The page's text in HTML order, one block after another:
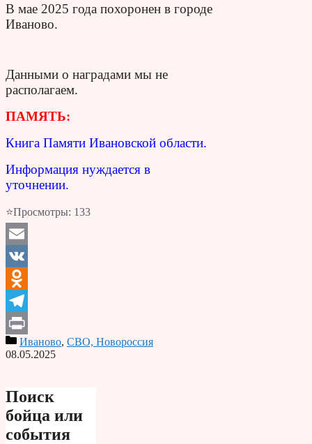
В мае 2025 года похоронен в городе
Иваново.
Данными о наградами мы не
располагаем.
ПАМЯТЬ:
Книга Памяти Ивановской области.
Информация нуждается в
уточнении.
⭐Просмотры: 133
Email
VK
Odnoklassniki
Telegram
PrintИваново, СВО, Новороссия
08.05.2025
Поиск
бойца или
события